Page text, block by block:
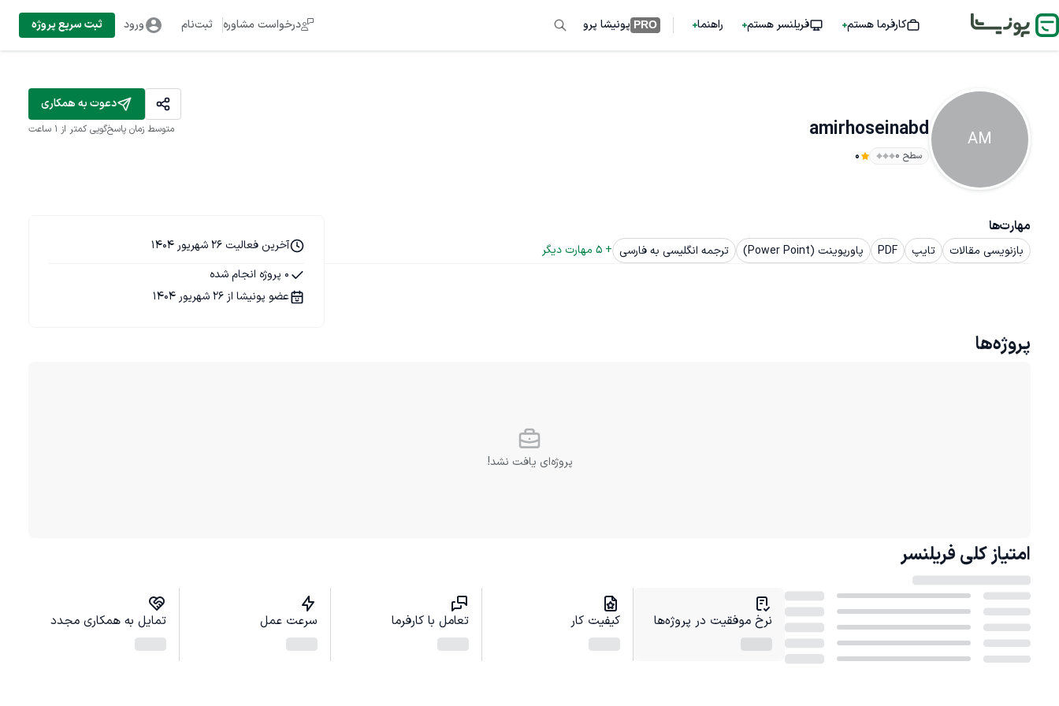
کارفرما هستم فریلنسر هستم راهنما PRO پونیشا پرو درخواست مشاوره ثبت‌نام ورود ثبت سریع پروژه
AM
amirhoseinabd
سطح ۰ 0
دعوت به همکاری
متوسط زمان پاسخ‌گویی کمتر از 1 ساعت
مهارت‌ها
بازنویسی مقالات تایپ PDF پاورپوینت (Power Point) ترجمه انگلیسی به فارسی +
5 مهارت دیگر
آخرین فعالیت 26 شهریور 1404
0 پروژه انجام شده
عضو پونیشا از 26 شهریور 1404
پروژه‌ها
پروژه‌ای یافت نشد!
امتیاز کلی فریلنسر
نرخ موفقیت در پروژه‌ها کیفیت کار تعامل با کارفرما سرعت عمل تمایل به همکاری مجدد